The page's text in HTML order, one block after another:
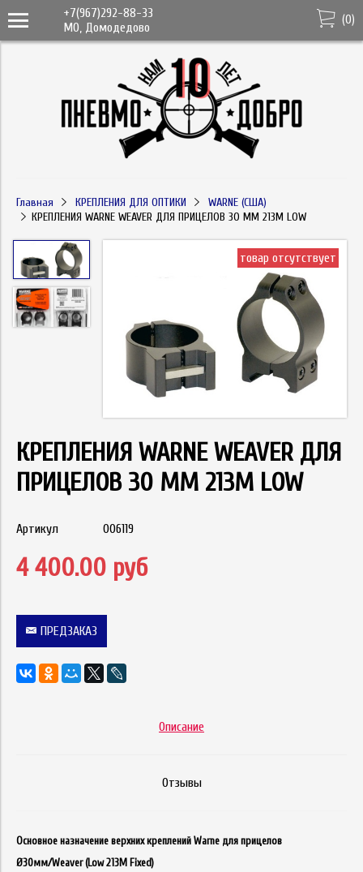
+7(967)292-88-33
МО, Домодедово
(0)
Главная КРЕПЛЕНИЯ ДЛЯ ОПТИКИ
WARNE (США)
КРЕПЛЕНИЯ WARNE WEAVER ДЛЯ ПРИЦЕЛОВ 30 ММ 213M LOW
товар отсутствует
КРЕПЛЕНИЯ WARNE WEAVER ДЛЯ
ПРИЦЕЛОВ 30 ММ 213M LOW
Артикул 006119
4 400.00 руб
ПРЕДЗАКАЗ
Описание
Отзывы
Основное назначение верхних креплений Warne для прицелов
Ø30мм/Weaver (Low 213M Fixed)